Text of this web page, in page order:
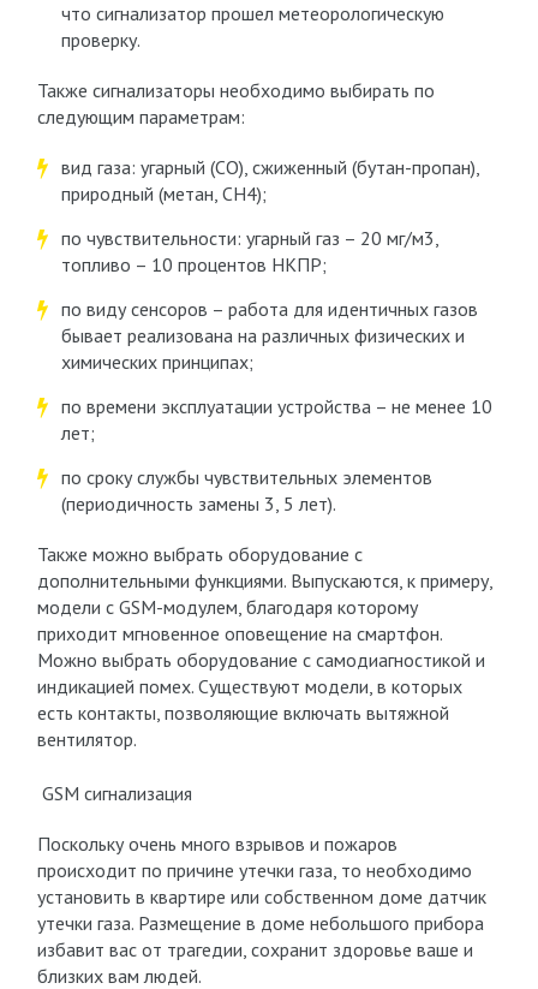
что сигнализатор прошел метеорологическую
проверку.
Также сигнализаторы необходимо выбирать по
следующим параметрам:
вид газа: угарный (СО), сжиженный (бутан-пропан),
природный (метан, СН4);
по чувствительности: угарный газ – 20 мг/м3,
топливо – 10 процентов НКПР;
по виду сенсоров – работа для идентичных газов
бывает реализована на различных физических и
химических принципах;
по времени эксплуатации устройства – не менее 10
лет;
по сроку службы чувствительных элементов
(периодичность замены 3, 5 лет).
Также можно выбрать оборудование с
дополнительными функциями. Выпускаются, к примеру,
модели с GSM-модулем, благодаря которому
приходит мгновенное оповещение на смартфон.
Можно выбрать оборудование с самодиагностикой и
индикацией помех. Существуют модели, в которых
есть контакты, позволяющие включать вытяжной
вентилятор.
GSM сигнализация
Поскольку очень много взрывов и пожаров
происходит по причине утечки газа, то необходимо
установить в квартире или собственном доме датчик
утечки газа. Размещение в доме небольшого прибора
избавит вас от трагедии, сохранит здоровье ваше и
близких вам людей.